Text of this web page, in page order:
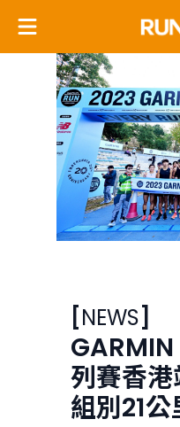
NEWS
列賽香
組別21